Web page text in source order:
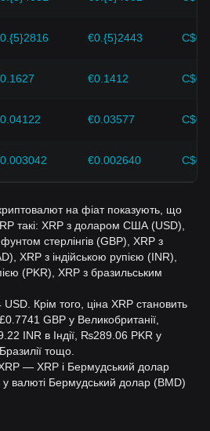
€0.{5}2443
€0.1412
€0.03577
€0.002640
на фіат показують, що
такі: XRP з доларом США (USD),
стерлінгів (GBP), XRP з
XRP з індійською рупією (INR),
(PKR), XRP з бразильським
Крім того, ціна XRP становить
GBP у Великобританії,
INR в Індії, ₨289.06 PKR у
тощо.
— XRP і Бермудський долар
валюті Бермудський долар (BMD)